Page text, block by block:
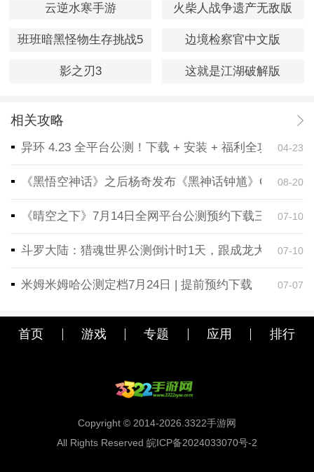
云逆水寒手游 火柴人战争遗产无敌版
班班暗黑怪物生存挑战5 边境检察官中文版
影之刃3 这就是江湖破解版
相关攻略
异环 4.23 全平台公测！下载 + 安装 + 福利全攻略，一
04-23
《黑悟空神话》之后杨奇发布《黑神话钟馗》CG！预
08-20
《晴空之下》7月14日全网平台公测预约下载三端同步
07-10
斗罗大陆：猎魂世界公测倒计时1天，跟成龙大哥一起
07-10
米姆米姆哈公测定档7月24日 | 提前预约下载 07-07
首页 游戏 专题 应用 排行
Copyright © 2014-2026.3322手游网
All Rights Reserved 皖ICP备2024033070号-2